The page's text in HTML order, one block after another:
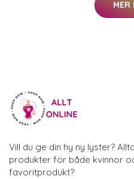
MER
Vill du ge din hy ny lyster?
produkter för både kvinnor
favoritprodukt?